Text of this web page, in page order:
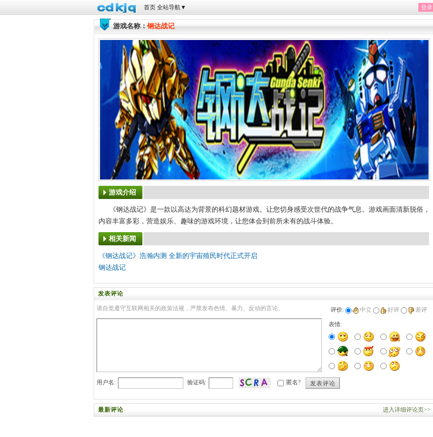
首页 全站导航▼ 登录
游戏名称：钢达战记
游戏介绍
《钢达战记》是一款以高达为背景的科幻题材游戏。让您切身感受次世代的战争气息。游戏画面清新脱俗，
内容丰富多彩，营造娱乐、趣味的游戏环境，让您体会到前所未有的战斗体验。
相关新闻
《钢达战记》浩瀚内测 全新的宇宙殖民时代正式开启
钢达战记
发表评论
请自觉遵守互联网相关的政策法规，严禁发布色情、暴力、反动的言论。 评价: 中立 好评 差评
表情:
用户名: 验证码: 匿名? 发表评论
最新评论 进入详细评论页>>